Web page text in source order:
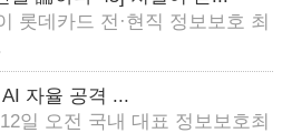
롯데카드 전·현직 정보보호 최
자율 공격 ...
일 오전 국내 대표 정보보호최